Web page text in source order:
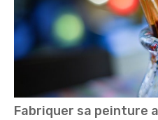
Fabriquer sa peinture